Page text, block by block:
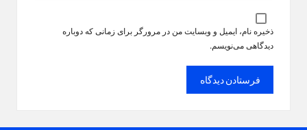
ذخیره نام، ایمیل و وبسایت من در مرورگر برای زمانی که دوباره
دیدگاهی می‌نویسم.